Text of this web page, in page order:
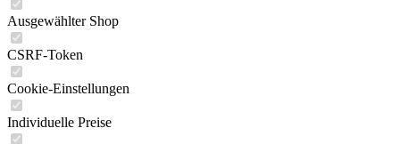
Ausgewählter Shop
CSRF-Token
Cookie-Einstellungen
Individuelle Preise